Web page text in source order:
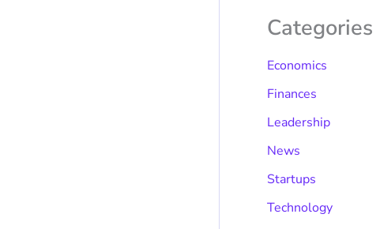
Categories
Economics
Finances
Leadership
News
Startups
Technology